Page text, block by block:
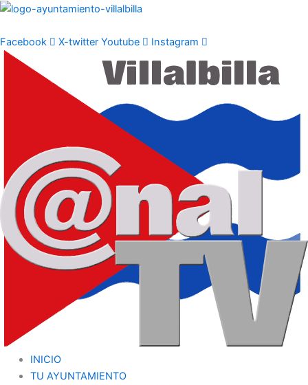
Ir
contenido
Facebook X-twitter Youtube Instagram
INICIO
TU AYUNTAMIENTO